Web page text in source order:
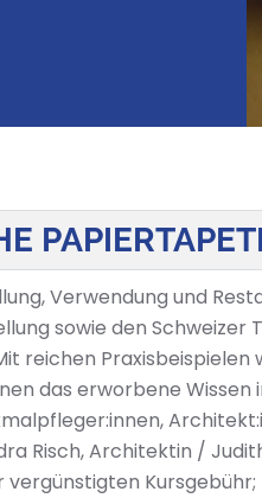
Verwendung und
sowie den
reichen Praxisbeispielen
das erworbene
Risch, Architektin /